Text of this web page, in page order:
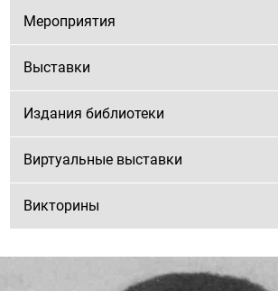
Мероприятия
Выставки
Издания библиотеки
Виртуальные выставки
Викторины